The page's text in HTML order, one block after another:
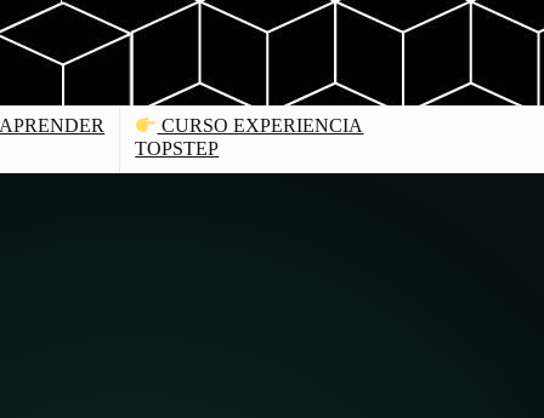
APRENDER
CURSO EXPERIENCIA
TOPSTEP